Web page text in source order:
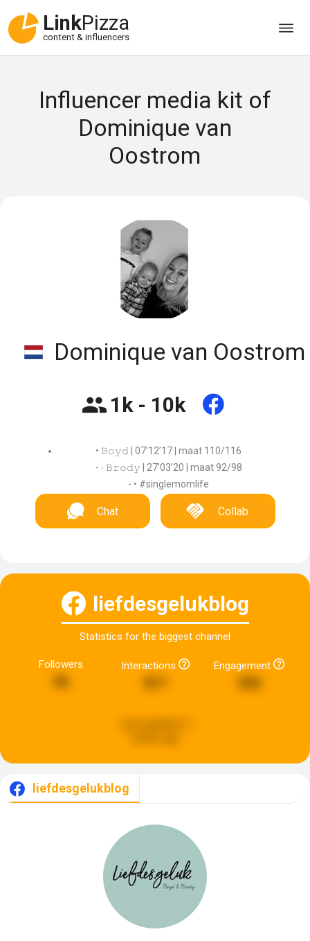
LinkPizza
content & influencers
Influencer media kit of
Dominique van
Oostrom
Dominique van Oostrom
1k - 10k
• 𝙱𝚘𝚢𝚍 | 07’12’17 | maat 110/116
- ∙ 𝙱𝚛𝚘𝚍𝚢 | 27’03’20 | maat 92/98
- • #singlemomlife
Chat Collab
liefdesgelukblog
Statistics for the biggest channel
Followers Interactions Engagement
liefdesgelukblog